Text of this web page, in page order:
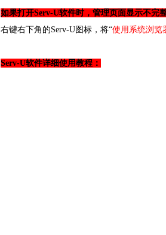
如果打开Serv-U软件时，管理页面显示不完
右键右下角的Serv-U图标，将“使用系统浏览
Serv-U软件详细使用教程：